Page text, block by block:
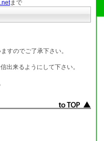
まで
すのでご了承下さい。
出来るようにして下さい。